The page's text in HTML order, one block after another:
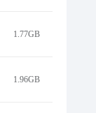
1.77GB
1.96GB